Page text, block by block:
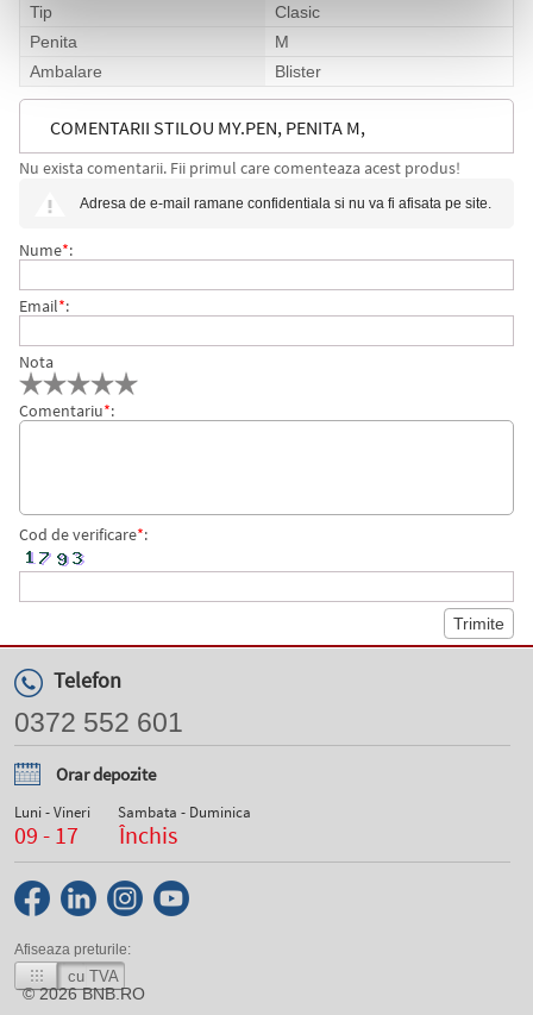
Tip
Clasic
Penita
M
Ambalare
Blister
COMENTARII STILOU MY.PEN, PENITA M,
TURCOAZ/ORANGE, PE BLISTER, HERLITZ
Nu exista comentarii. Fii primul care comenteaza acest produs!
Adresa de e-mail ramane confidentiala si nu va fi afisata pe site.
Nume*:
Email*:
Nota
Comentariu*:
Cod de verificare*:
Telefon
0372 552 601
Orar depozite
Luni - Vineri
09 - 17
Sambata - Duminica
Închis
Afiseaza preturile:
cu TVA
© 2026BNB.RO